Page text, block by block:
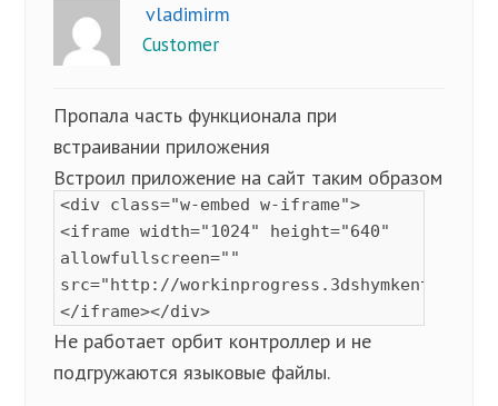
vladimirm
Customer
Пропала часть функционала при
встраивании приложения
Встроил приложение на сайт таким образом
<div class="w-embed w-iframe">
<iframe width="1024" height="640"
allowfullscreen=""
src="http://workinprogress.3dshymkent.kz/
</iframe></div>
Не работает орбит контроллер и не
подгружаются языковые файлы.